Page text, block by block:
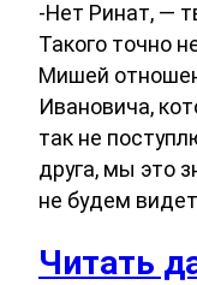
-Нет Ринат, —
Такого точно
Мишей
Ивановича,
так не
друга, мы это
не будем
Читать